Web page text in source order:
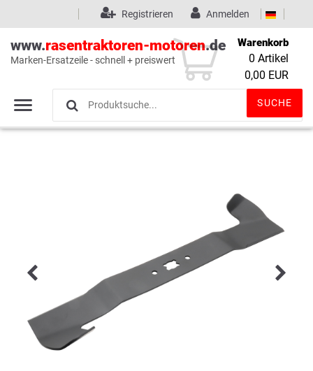
Wunschliste (0)
Anmelden
Registrieren
www.rasentraktoren-motoren.de
Marken-Ersatzeile - schnell + preiswert
SUCHE
Warenkorb
0 Artikel
0,00 EUR